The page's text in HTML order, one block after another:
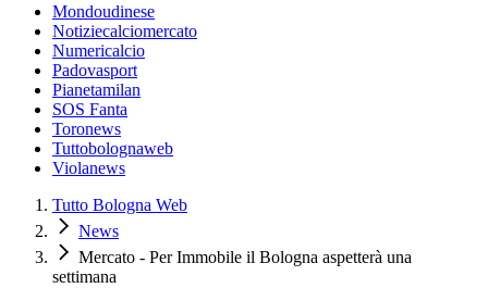
Mondoudinese
Notiziecalciomercato
Numericalcio
Padovasport
Pianetamilan
SOS Fanta
Toronews
Tuttobolognaweb
Violanews
Tutto Bologna Web
News
Mercato - Per Immobile il Bologna aspetterà una
settimana